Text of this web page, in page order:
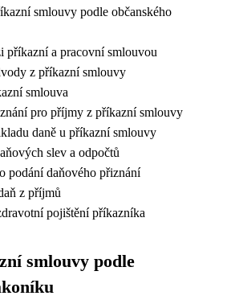
smlouvy podle občanského
příkazní a pracovní smlouvou
z příkazní smlouvy
smlouva
pro příjmy z příkazní smlouvy
daně u příkazní smlouvy
slev a odpočtů
podání daňového přiznání
z příjmů
pojištění příkazníka
smlouvy podle